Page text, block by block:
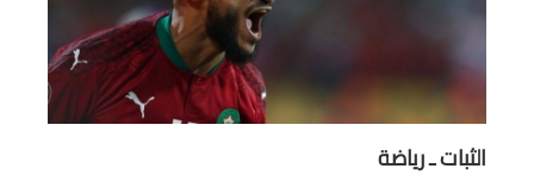
الثبات ـ رياضة